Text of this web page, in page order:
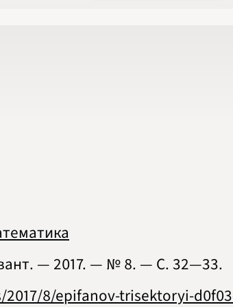
— 2017. — № 8. — С. 32‍—‍33.
8/epifanov-trisektoryi-